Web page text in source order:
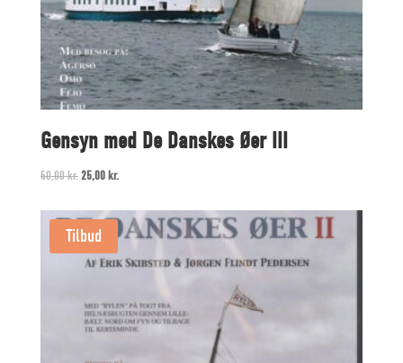
Gensyn med De Danskes Øer III
50,00kr.Original
was:
50,00 kr..
25,00 kr.Current
is:
Tilbud